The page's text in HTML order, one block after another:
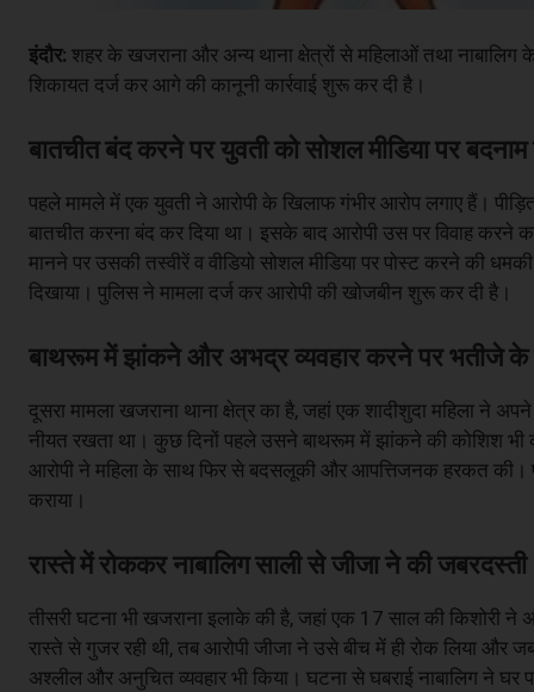
इंदौर: शहर के खजराना और अन्य थाना क्षेत्रों से महिलाओं तथा
शिकायत दर्ज कर आगे की कानूनी कार्रवाई शुरू कर दी है।
बातचीत बंद करने पर युवती को सोशल मीडिया पर
पहले मामले में एक युवती ने आरोपी के खिलाफ गंभीर आरोप लगाए हैं।
बातचीत करना बंद कर दिया था। इसके बाद आरोपी उस पर विवाह करने
मानने पर उसकी तस्वीरें व वीडियो सोशल मीडिया पर पोस्ट करने की
दिखाया। पुलिस ने मामला दर्ज कर आरोपी की खोजबीन शुरू कर दी है।
बाथरूम में झांकने और अभद्र व्यवहार करने पर भतीजे के
दूसरा मामला खजराना थाना क्षेत्र का है, जहां एक शादीशुदा महिला ने
नीयत रखता था। कुछ दिनों पहले उसने बाथरूम में झांकने की कोशिश भी
आरोपी ने महिला के साथ फिर से बदसलूकी और आपत्तिजनक हरकत की।
कराया।
रास्ते में रोककर नाबालिग साली से जीजा ने की जबरदस्ती
तीसरी घटना भी खजराना इलाके की है, जहां एक 17 साल की किशोरी ने
रास्ते से गुजर रही थी, तब आरोपी जीजा ने उसे बीच में ही रोक लिया
अश्लील और अनुचित व्यवहार भी किया। घटना से घबराई नाबालिग ने घर